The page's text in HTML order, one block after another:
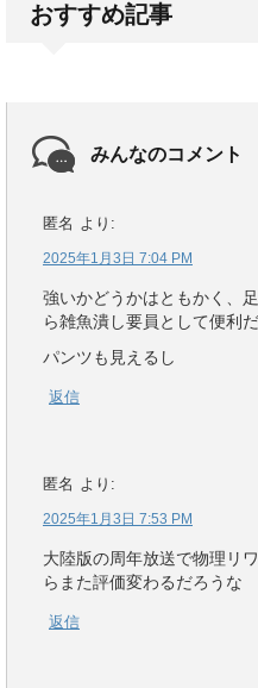
おすすめ記事
みんなのコメント
匿名 より:
2025年1月3日 7:04 PM
強いかどうかはともかく、
ら雑魚潰し要員として便利
パンツも見えるし
返信
匿名 より:
2025年1月3日 7:53 PM
大陸版の周年放送で物理リ
らまた評価変わるだろうな
返信